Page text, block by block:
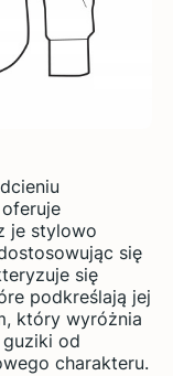
je stylowo
się
się
podkreślają jej
który wyróżnia
guziki od
charakteru.